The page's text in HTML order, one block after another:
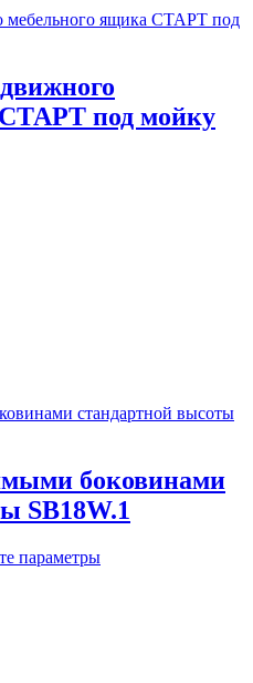
под мойку
боковинами
SB18W.1
параметрыЭтот